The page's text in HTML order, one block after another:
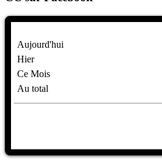
Aujourd'hui
Hier
Ce Mois
Au total